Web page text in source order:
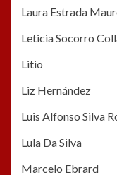
Laura Estrada
Leticia Socorro
Litio
Liz Hernández
Luis Alfonso Silva
Lula Da Silva
Marcelo Ebrard